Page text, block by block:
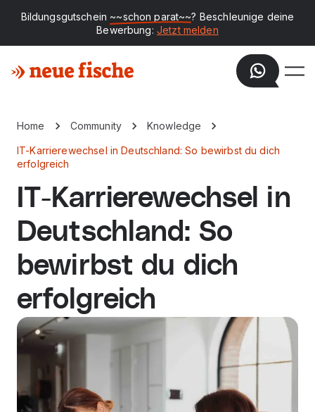
Bildungsgutschein ~~schon parat~~? Beschleunige deine
Bewerbung: Jetzt melden
Home Community Knowledge
IT-Karrierewechsel in Deutschland: So bewirbst du dich
erfolgreich
IT-Karrierewechsel in
Deutschland: So
bewirbst du dich
erfolgreich